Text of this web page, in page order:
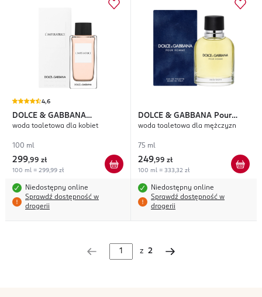
4,6
DOLCE & GABBANA
L'Imperatrice
woda toaletowa dla kobiet
100 ml
299,99 zł
100 ml = 299,99 zł
Niedostępny online
Sprawdź dostępność w
drogerii
DOLCE & GABBANA Pour
Homme
woda toaletowa dla mężczyzn
75 ml
249,99 zł
100 ml = 333,32 zł
Niedostępny online
Sprawdź dostępność w
drogerii
z 2